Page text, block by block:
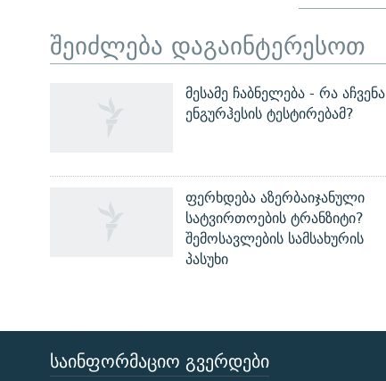
ЭХО КАВКАЗА
შეიძლება დაგაინტერესოთ
მესამე ჩაბნელება - რა აჩვენა
ენგურჰესის ტესტირებამ?
ფერხდება აზერბაიჯანული
სატვირთოების ტრანზიტი?
შემოსავლების სამსახურის
პასუხი
ᲡᲐᲘᲜᲤᲝᲠᲛᲐᲪᲘᲝ ᲒᲕᲔᲠᲓᲔᲑᲘ